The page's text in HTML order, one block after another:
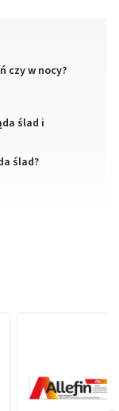
czy w nocy?
ślad i
ślad?